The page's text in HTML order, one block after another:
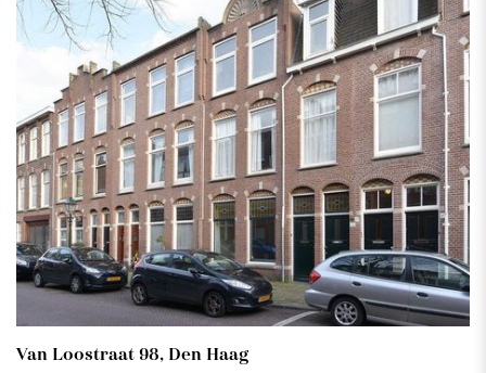
Van Loostraat 98, Den Haag